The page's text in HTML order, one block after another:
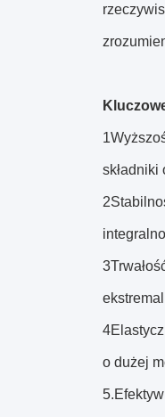
składniki
o dużej